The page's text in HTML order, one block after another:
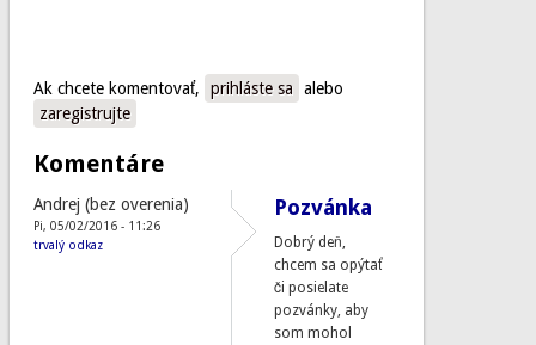
Ak chcete komentovať, prihláste sa
alebo
zaregistrujte
Komentáre
Andrej (bez overenia)
Pi, 05/02/2016 - 11:26
trvalý odkaz
Pozvánka
Dobrý deň,
chcem sa opýtať
či posielate
pozvánky, aby
som mohol